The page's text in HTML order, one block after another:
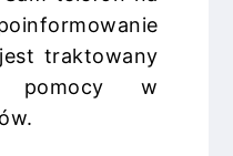
traktowany
pomocy w